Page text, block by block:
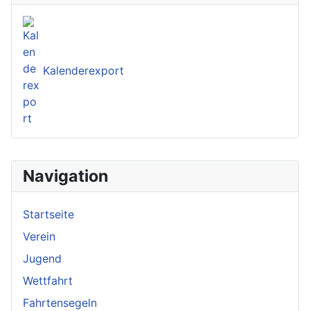
Navigation
Startseite
Verein
Jugend
Wettfahrt
Fahrtensegeln
Kalenderexport